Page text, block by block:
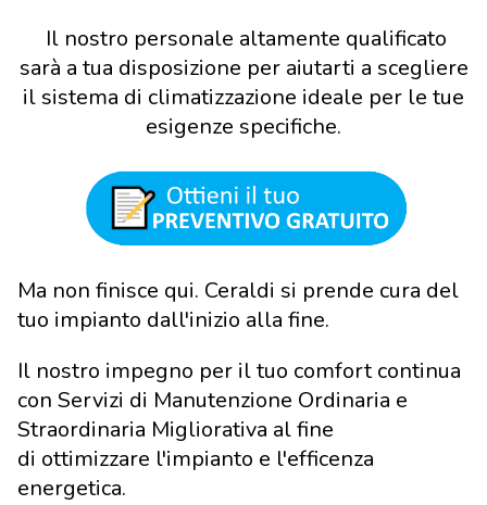
Il nostro personale altamente qualificato
sarà a tua disposizione per aiutarti a scegliere
il sistema di climatizzazione ideale per le tue
esigenze specifiche.
Ma non finisce qui. Ceraldi si prende cura del
tuo impianto dall'inizio alla fine.
Il nostro impegno per il tuo comfort continua
con Servizi di Manutenzione Ordinaria e
Straordinaria Migliorativa al fine
di ottimizzare l'impianto e l'efficenza
energetica.